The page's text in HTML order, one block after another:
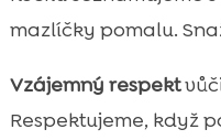
mazlíčky pomalu.
Vzájemný respekt
Respektujeme, když